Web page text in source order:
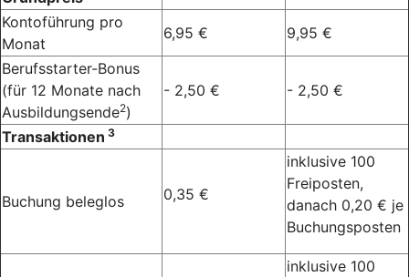
Kontoführung pro
Monat
6,95 €
9,95 €
Berufsstarter-Bonus
(für 12 Monate nach
Ausbildungsende2)
- 2,50 € - 2,50 €
Transaktionen 3
Buchung beleglos 0,35 €
inklusive 100
Freiposten,
danach 0,20 € je
Buchungsposten
inklusive 100